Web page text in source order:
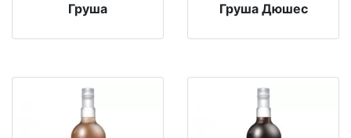
Груша Груша Дюшес